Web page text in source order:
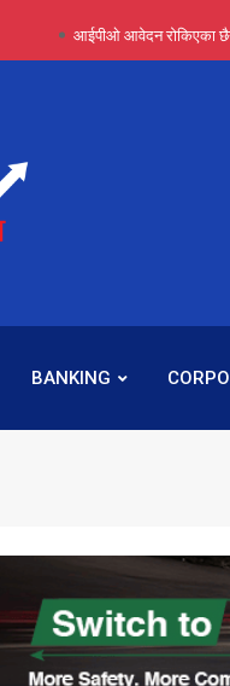
आईपीओ आवेदन रोकिएका
पाँच वर्षसम्म
प्रभू बैंकका सञ्चालक बस्नेतमाथि राष्ट्र
५-६ वर्षदेखि बढुवा नहुँदा
BANKING